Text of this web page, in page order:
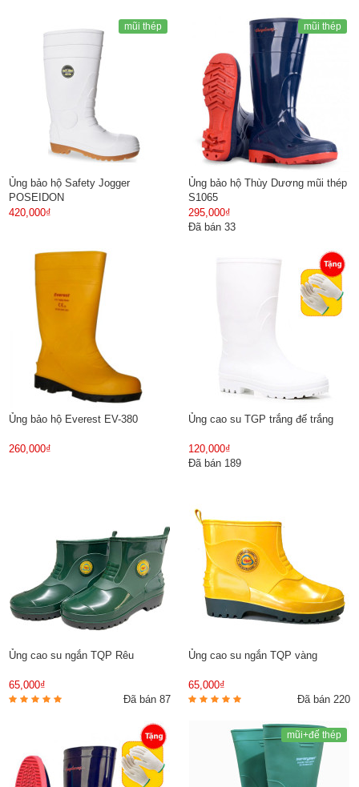
mũi thép
Ủng bảo hộ Safety Jogger
POSEIDON
420,000₫
mũi thép
Ủng bảo hộ Thùy Dương mũi thép
S1065
295,000₫
Đã bán 33
Ủng bảo hộ Everest EV-380
260,000₫
Ủng cao su TGP trắng đế trắng
120,000₫
Đã bán 189
Ủng cao su ngắn TQP Rêu
65,000₫
Đã bán 87
Ủng cao su ngắn TQP vàng
65,000₫
Đã bán 220
mũi+đế thép